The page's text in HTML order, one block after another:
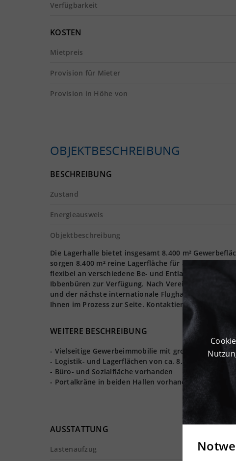
Verfügbarkeit
KOSTEN
Mietpreis
Provision für Mieter
Provision in Höhe von
OBJEKTBESCHREIBUNG
BESCHREIBUNG
Zustand
Energieausweis
Objektbeschreibung
Die Lagerhalle bietet insgesamt 8.400 m²
sorgen 8.400 m² reine Lagerfläche für ausreichend
flexibel an verschiedene Be- und Entladeweisen
Ibbenbüren zur Verfügung. Nach Vereinbarung
und der nächste internationale Flughafen Münster/
Ihnen im Prozess zur Seite. Kontaktieren Sie uns
WEITERE BESCHREIBUNG
- Vielseitige Gewerbeimmobilie mit großer Freifläche
- Logistik- und Lagerflächen von ca. 8.400 m²
- Büro- und Sozialfläche vorhanden
- Portalkräne in beiden Hallen vorhanden, Nutzlast
AUSSTATTUNG
Lastenaufzug